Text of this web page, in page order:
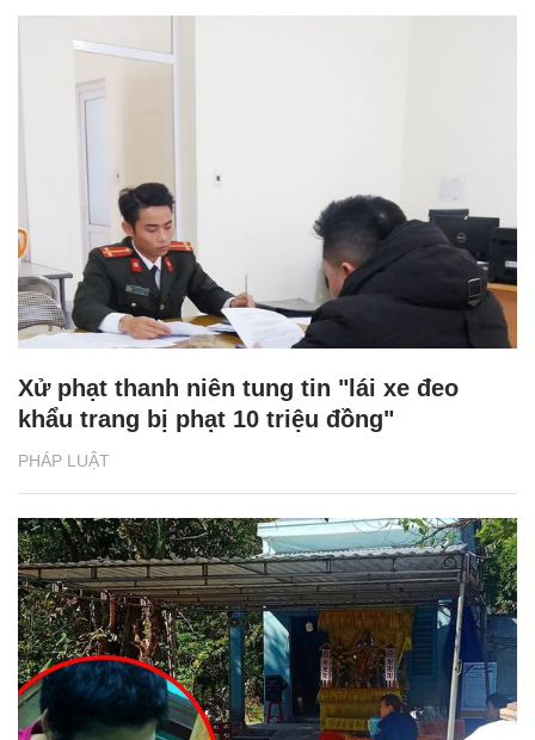
PHÁP LUẬT
Xử phạt thanh niên tung tin "lái xe đeo
khẩu trang bị phạt 10 triệu đồng"